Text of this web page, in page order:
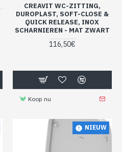
CREAVIT WC-ZITTING,
DUROPLAST, SOFT-CLOSE &
QUICK RELEASE, INOX
SCHARNIEREN - MAT ZWART
116,50€
Koop nu
NIEUW